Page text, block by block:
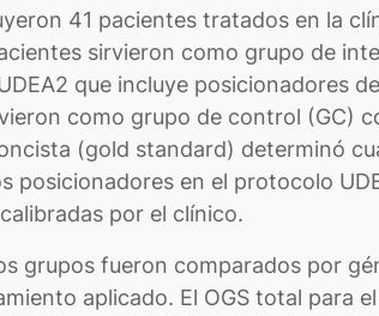
41 pacientes tratados en la
sirvieron como grupo de
que incluye posicionadores
como grupo de control (GC)
(gold standard) determinó
posicionadores en el protocolo
por el clínico.
grupos fueron comparados por
aplicado. El OGS total para